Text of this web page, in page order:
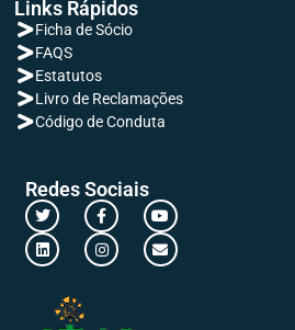
Links Rápidos
Ficha de Sócio
FAQS
Estatutos
Livro de Reclamações
Código de Conduta
Redes Sociais